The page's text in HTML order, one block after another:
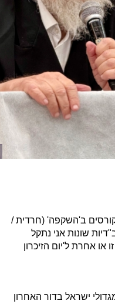
ב'השקפה' (חרדית /
שונות אני נתקל
או אחרת ל'יום הזיכרון
ישראל בדור האחרון